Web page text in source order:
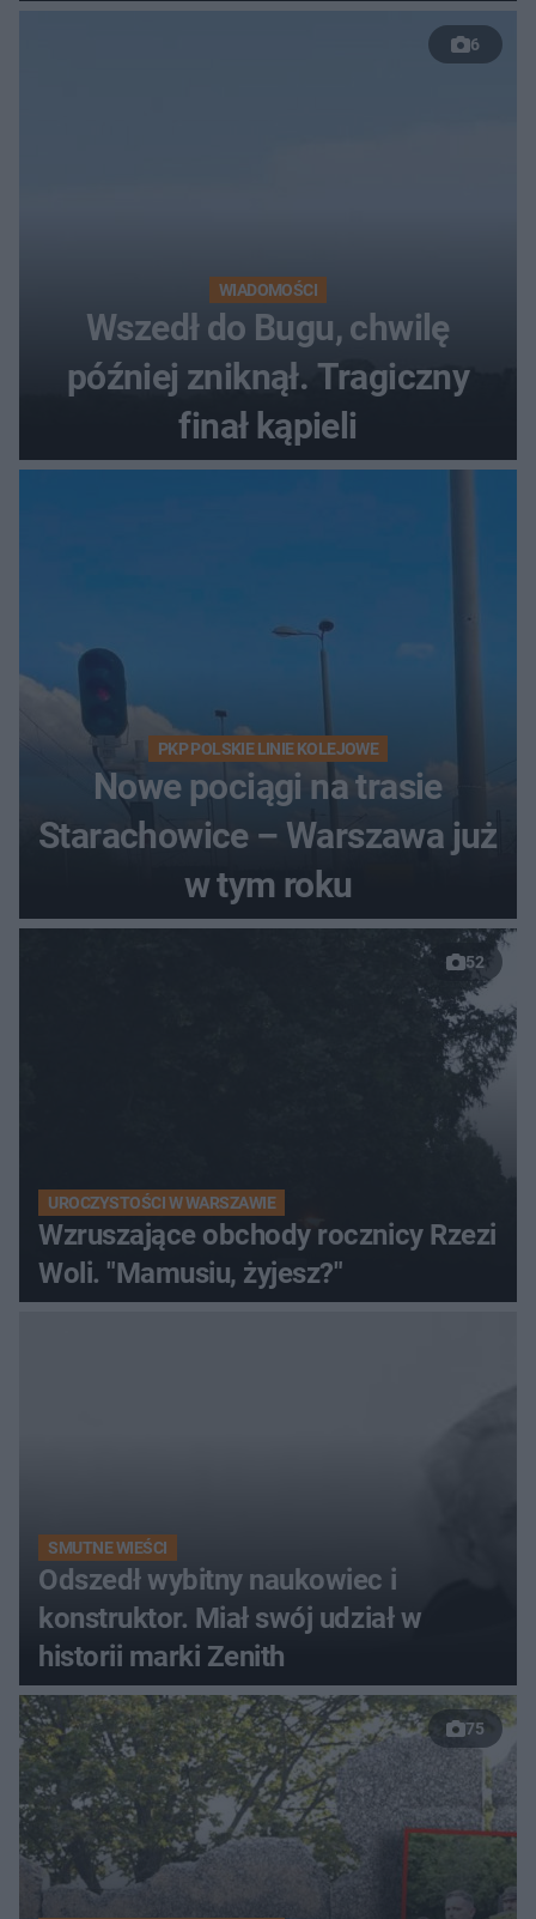
50 %!"
6
WIADOMOŚCI
Wszedł do Bugu, chwilę
później zniknął. Tragiczny
finał kąpieli
PKP POLSKIE LINIE KOLEJOWE
Nowe pociągi na trasie
Starachowice – Warszawa już
w tym roku
52
UROCZYSTOŚCI W WARSZAWIE
Wzruszające obchody rocznicy Rzezi
Woli. "Mamusiu, żyjesz?"
SMUTNE WIEŚCI
Odszedł wybitny naukowiec i
konstruktor. Miał swój udział w
historii marki Zenith
75